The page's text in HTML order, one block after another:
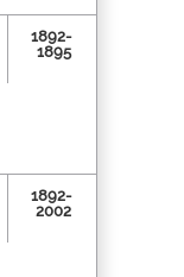
1892-
1895
1892-
2002